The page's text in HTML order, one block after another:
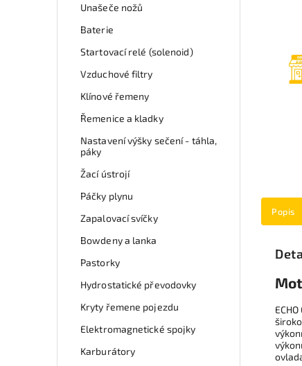
Unašeče nožů
Baterie
Startovací relé (solenoid)
Vzduchové filtry
Klínové řemeny
Řemenice a kladky
Nastavení výšky sečení - táhla,
páky
Žací ústrojí
Páčky plynu
Zapalovací svíčky
Bowdeny a lanka
Pastorky
Hydrostatické převodovky
Kryty řemene pojezdu
Elektromagnetické spojky
Karburátory
Popis